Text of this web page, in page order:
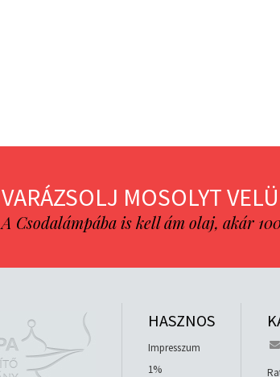
VARÁZSOLJ MOSOLYT
A Csodalámpába is kell ám olaj, akár
HASZNOS
Impresszum
1%